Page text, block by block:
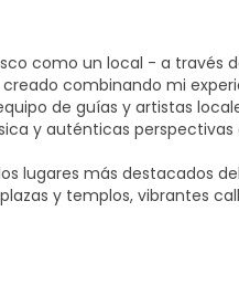
como un local - a través
combinando mi
de guías y artistas
y auténticas perspectivas
lugares más destacados
y templos, vibrantes
las creencias, el
un ritmo cómodo, dejando
objetivo es ofrecer no